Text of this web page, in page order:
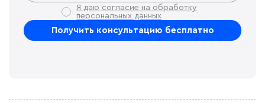
Я даю согласие на обработку
персональных данных